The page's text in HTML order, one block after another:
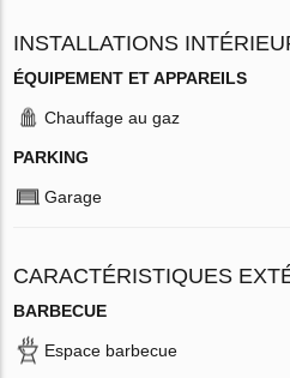
INSTALLATIONS
ÉQUIPEMENT ET APPAREILS
Chauffage au gaz
PARKING
Garage
CARACTÉRISTIQUES
BARBECUE
Espace barbecue